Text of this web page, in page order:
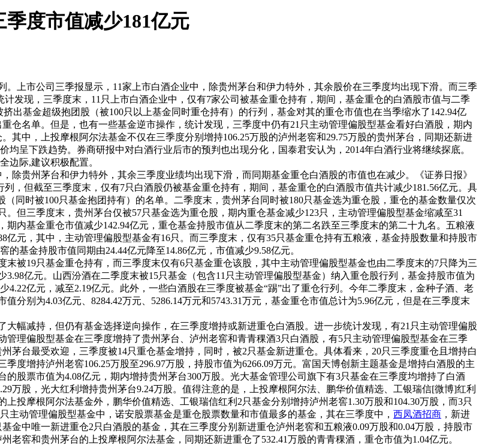
季度市值减少181亿元
上市公司三季报显示，11家上市白酒企业中，除贵州茅台和伊力特外，其余股价在三季度均出现下滑。而三季
发现，三季度末，11只上市白酒企业中，仅有7家公司被基金重仓持有，期间，基金重仓的白酒股市值与二季
出基金超级抱团股（被100只以上基金同时重仓持有）的行列，基金对其的重仓市值也在当季缩水了142.94亿
仓名单。但是，也有一些基金逆市操作，统计发现，三季度中仍有21只主动管理偏股型基金看好白酒股，期内
其中，上投摩根阿尔法基金不仅在三季度分别增持106.25万股的泸州老窖和29.75万股的贵州茅台，同期还新进
呈下跌趋势。券商研报中对白酒行业后市的预判也出现分化，国泰君安认为，2014年白酒行业将继续探底。
边际,建议积极配置。
贵州茅台和伊力特外，其余三季度业绩均出现下滑，而同期基金重仓白酒股的市值也在减少。《证券日报》
，但截至三季度末，仅有7只白酒股仍被基金重仓持有，期间，基金重仓的白酒股市值共计减少181.56亿元。具
同时被100只基金抱团持有）的名单。二季度末，贵州茅台同时被180只基金选为重仓股，重仓的基金数量仅次
但三季度末，贵州茅台仅被57只基金选为重仓股，期内重仓基金减少123只，主动管理偏股型基金缩减至31
内基金重仓市值减少142.94亿元，重仓基金持股市值从二季度末的第二名跌至三季度末的第二十九名。五粮液
元，其中，主动管理偏股型基金有16只。而三季度末，仅有35只基金重仓持有五粮液，基金持股数量和持股市
基金持股市值同期由24.44亿元降至14.86亿元，市值减少9.58亿元。
19只基金重仓持有，而三季度末仅有6只基金重仓该股，其中主动管理偏股型基金也由二季度末的7只降为三
亿元。山西汾酒在二季度末被15只基金（包含11只主动管理偏股型基金）纳入重仓股行列，基金持股市值为
亿元，减至2.19亿元。此外，一些白酒股在三季度被基金“踢”出了重仓行列。今年二季度末，金种子酒、老
分别为4.03亿元、8284.42万元、5286.14万元和5743.31万元，基金重仓市值总计为5.96亿元，但是在三季度末
减持，但仍有基金选择逆向操作，在三季度增持或新进重仓白酒股。进一步统计发现，有21只主动管理偏股
理偏股型基金在三季度增持了贵州茅台、泸州老窖和青青稞酒3只白酒股，有5只主动管理偏股型基金在三季
茅台最受欢迎，三季度被14只重仓基金增持，同时，被2只基金新进重仓。具体看来，20只三季度重仓且增持白
度增持泸州老窖106.25万股至296.97万股，持股市值为6266.09万元。富国天博创新主题基金是增持白酒股的主
股票市值为4.08亿元，期内增持贵州茅台300万股。光大基金管理公司旗下有3只基金在三季度均增持了白酒
万股，光大红利增持贵州茅台9.24万股。值得注意的是，上投摩根阿尔法、鹏华价值精选、工银瑞信[微博]红利
投摩根阿尔法基金外，鹏华价值精选、工银瑞信红利2只基金分别增持泸州老窖1.30万股和104.30万股，而3只
主动管理偏股型基金中，诺安股票基金是重仓股票数量和市值最多的基金，其在三季度中， 西凤酒招商 ，新进
金中唯一新进重仓2只白酒股的基金，其在三季度分别新进重仓泸州老窖和五粮液0.09万股和0.04万股，持股市
老窖和贵州茅台的上投摩根阿尔法基金，同期还新进重仓了532.41万股的青青稞酒，重仓市值为1.04亿元。